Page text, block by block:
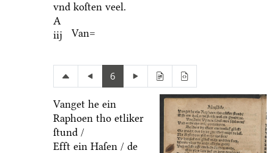
vnd koſten veel.
A
iij
Van=
6
Vanget he ein
Raphoen tho etliker
ſtund /
Efft ein Haſen / de